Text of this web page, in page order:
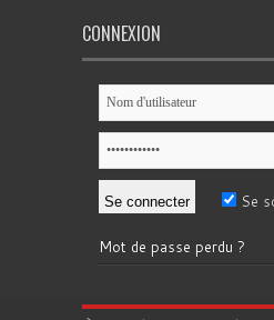
CONNEXION
Se
Mot de passe perdu ?